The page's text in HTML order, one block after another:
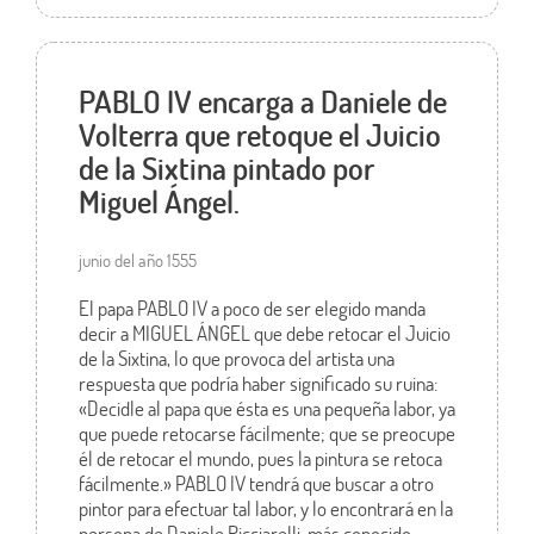
PABLO IV encarga a Daniele de
Volterra que retoque el Juicio
de la Sixtina pintado por
Miguel Ángel.
junio del año 1555
El papa PABLO IV a poco de ser elegido manda
decir a MIGUEL ÁNGEL que debe retocar el Juicio
de la Sixtina, lo que provoca del artista una
respuesta que podría haber significado su ruina:
«Decidle al papa que ésta es una pequeña labor, ya
que puede retocarse fácilmente; que se preocupe
él de retocar el mundo, pues la pintura se retoca
fácilmente.» PABLO IV tendrá que buscar a otro
pintor para efectuar tal labor, y lo encontrará en la